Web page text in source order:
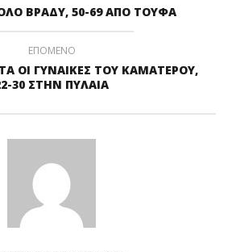
ΒΡΑΔΥ, 50-69 ΑΠΟ ΤΟΥΦΑ
ΕΠΟΜΕΝΟ
ΟΙ ΓΥΝΑΙΚΕΣ ΤΟΥ ΚΑΜΑΤΕΡΟΥ,
30 ΣΤΗΝ ΠΥΛΑΙΑ